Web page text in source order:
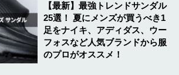
【最新】最強トレンドサンダル
25選！ 夏にメンズが買うべき1
足をナイキ、アディダス、ウー
フォスなど人気ブランドから服
のプロがオススメ！